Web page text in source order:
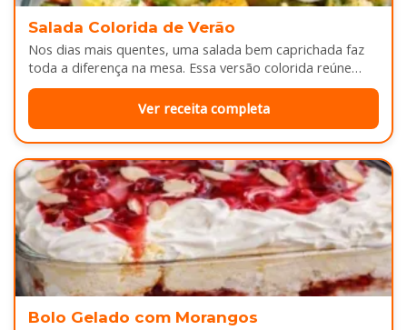
Salada Colorida de Verão
Nos dias mais quentes, uma salada bem caprichada faz
toda a diferença na mesa. Essa versão colorida reúne
legumes cozidos…
Ver receita completa
Bolo Gelado com Morangos